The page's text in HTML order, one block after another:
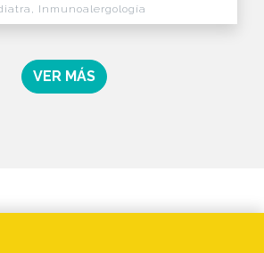
Inmunoalergología
VER MÁS